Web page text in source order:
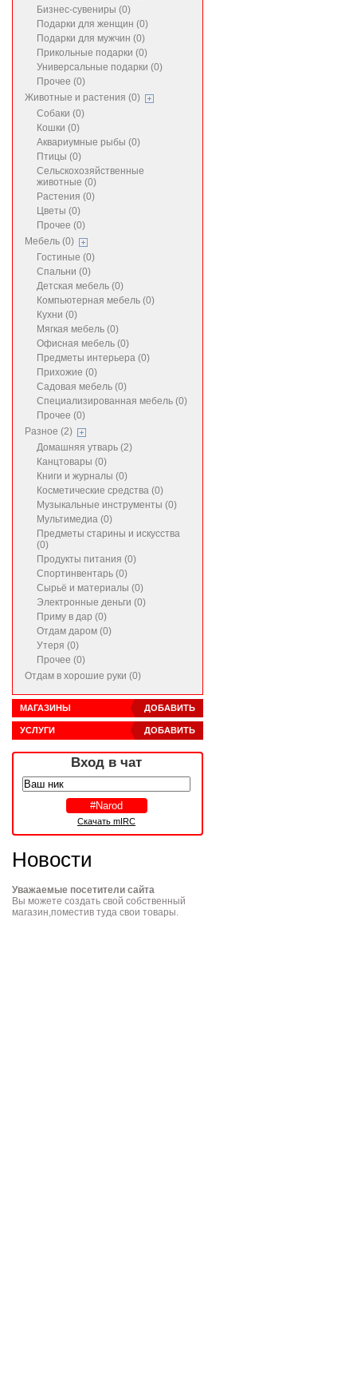
Бизнес-сувениры (0)
Подарки для женщин (0)
Подарки для мужчин (0)
Прикольные подарки (0)
Универсальные подарки (0)
Прочее (0)
Животные и растения (0)
Собаки (0)
Кошки (0)
Аквариумные рыбы (0)
Птицы (0)
Сельскохозяйственные
животные (0)
Растения (0)
Цветы (0)
Прочее (0)
Мебель (0)
Гостиные (0)
Спальни (0)
Детская мебель (0)
Компьютерная мебель (0)
Кухни (0)
Мягкая мебель (0)
Офисная мебель (0)
Предметы интерьера (0)
Прихожие (0)
Садовая мебель (0)
Специализированная мебель (0)
Прочее (0)
Разное (2)
Домашняя утварь (2)
Канцтовары (0)
Книги и журналы (0)
Косметические средства (0)
Музыкальные инструменты (0)
Мультимедиа (0)
Предметы старины и искусства
(0)
Продукты питания (0)
Спортинвентарь (0)
Сырьё и материалы (0)
Электронные деньги (0)
Приму в дар (0)
Отдам даром (0)
Утеря (0)
Прочее (0)
Отдам в хорошие руки (0)
ДОБАВИТЬ
МАГАЗИНЫ
ДОБАВИТЬ
УСЛУГИ
Вход в чат
Скачать mIRC
Новости
Уважаемые посетители сайта
Вы можете создать свой собственный
магазин,поместив туда свои товары.